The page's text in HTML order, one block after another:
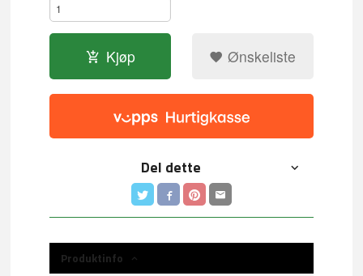
Kjøp Ønskeliste
Del dette
Produktinfo